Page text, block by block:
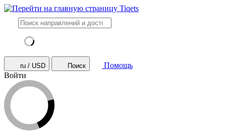
ru / USD Поиск
Помощь
Войти